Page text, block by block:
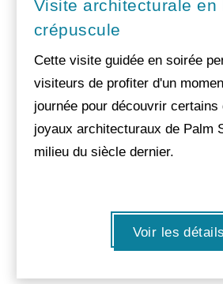
Visite architecturale en
crépuscule
Cette visite guidée en soirée
visiteurs de profiter d'un
journée pour découvrir certains
joyaux architecturaux de Palm
milieu du siècle dernier.
Voir les détails